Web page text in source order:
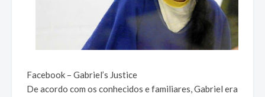
Facebook – Gabriel’s Justice
De acordo com os conhecidos e familiares, Gabriel era